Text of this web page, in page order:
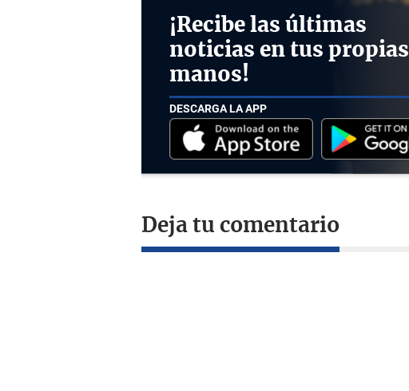
¡Recibe las últimas
noticias en tus propias
manos!
DESCARGA LA APP
Deja tu comentario